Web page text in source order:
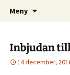
Skånes
Meny
Inbjudan
14 december,